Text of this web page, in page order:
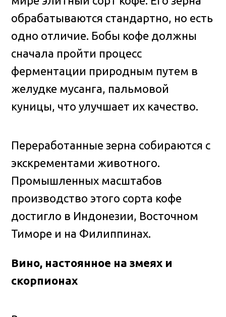
обрабатываются стандартно, но есть
одно отличие. Бобы кофе должны
сначала пройти процесс
ферментации природным путем в
желудке мусанга, пальмовой
куницы, что улучшает их качество.
Переработанные зерна собираются с
экскрементами животного.
Промышленных масштабов
производство этого сорта кофе
достигло в Индонезии, Восточном
Тиморе и на Филиппинах.
Вино, настоянное на змеях и
скорпионах